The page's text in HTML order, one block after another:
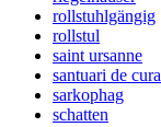
rollstuhlgängig
rollstul
saint ursanne
santuari de cura
sarkophag
schatten